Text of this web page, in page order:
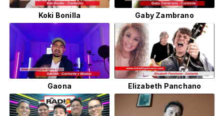
Koki Bonilla Gaby Zambrano
Gaona Elizabeth Panchano